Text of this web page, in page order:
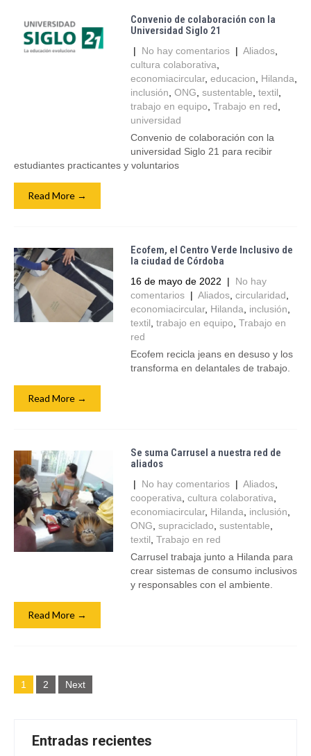
Convenio de colaboración con la
Universidad Siglo 21
| No hay comentarios | Aliados,
cultura colaborativa
economiacircular, educacion Hilanda
inclusión ONG sustentable textil
trabajo en equipo Trabajo en red
universidad
Convenio de colaboración con la
universidad Siglo 21 para recibir
estudiantes practicantes y voluntarios
Read More →
Ecofem, el Centro Verde Inclusivo de
la ciudad de Córdoba
16 de mayo de 2022 | No hay
comentarios | Aliados, circularidad
economiacircular, Hilanda inclusión
textil trabajo en equipo Trabajo en
red
Ecofem recicla jeans en desuso y los
transforma en delantales de trabajo.
Read More →
Se suma Carrusel a nuestra red de
aliados
| No hay comentarios | Aliados,
cooperativa cultura colaborativa
economiacircular, Hilanda inclusión
ONG supraciclado sustentable
textil Trabajo en red
Carrusel trabaja junto a Hilanda para
crear sistemas de consumo inclusivos
y responsables con el ambiente.
Read More →
Posts
navigation
1 2 Next
Entradas recientes